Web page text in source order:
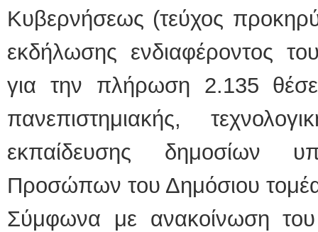
Κυβερνήσεως (τεύχος
εκδήλωσης ενδιαφέροντος
για την πλήρωση 2.135
πανεπιστημιακής,
εκπαίδευσης δημοσίων
Προσώπων του Δημόσιου
Σύμφωνα με ανακοίνωση του